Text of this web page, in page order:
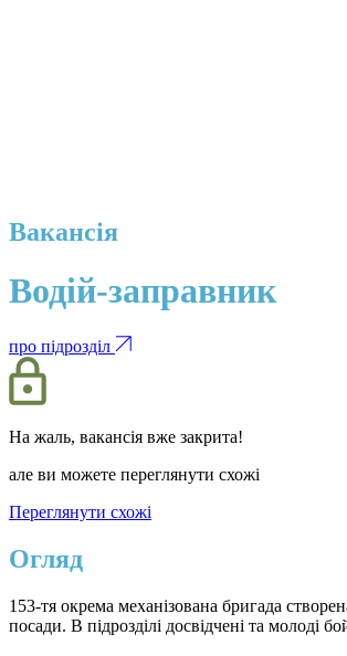
Вакансія
Водій-заправник
про підрозділ
На жаль, вакансія вже закрита!
але ви можете переглянути схожі
Переглянути схожі
Огляд
153-тя окрема механізована бригада
посади. В підрозділі досвідчені та